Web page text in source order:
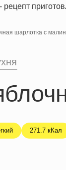
шарлотка с
271.7 кКал